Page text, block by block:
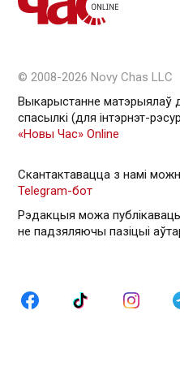
© 2008-2026 Novy Chas LLC
Выкарыстанне матэрыялаў
спасылкі (для інтэрнэт-
«Новы Час» Online
Скантактавацца з намі
Telegram-бот
Рэдакцыя можа
не падзяляючы пазіцыі